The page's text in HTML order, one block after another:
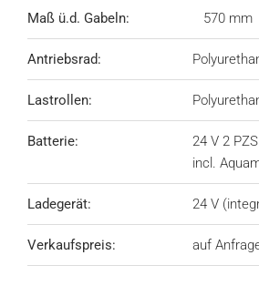
Maß ü.d. Gabeln: 570 mm
Antriebsrad:
Lastrollen:
Batterie:
24 V 2
incl.
Ladegerät: 24 V
Verkaufspreis: auf